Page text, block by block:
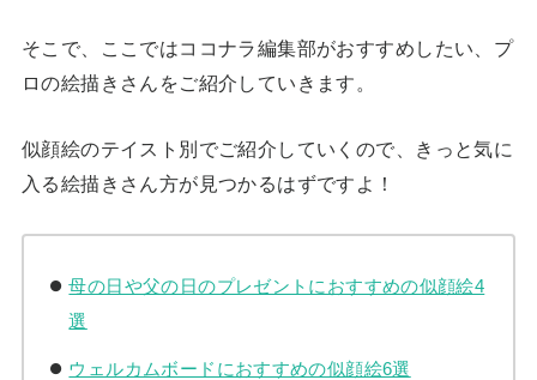
そこで、ここではココナラ編集部がおすすめしたい、プ
ロの絵描きさんをご紹介していきます。
似顔絵のテイスト別でご紹介していくので、きっと気に
入る絵描きさん方が見つかるはずですよ！
母の日や父の日のプレゼントにおすすめの似顔絵4
選
ウェルカムボードにおすすめの似顔絵6選